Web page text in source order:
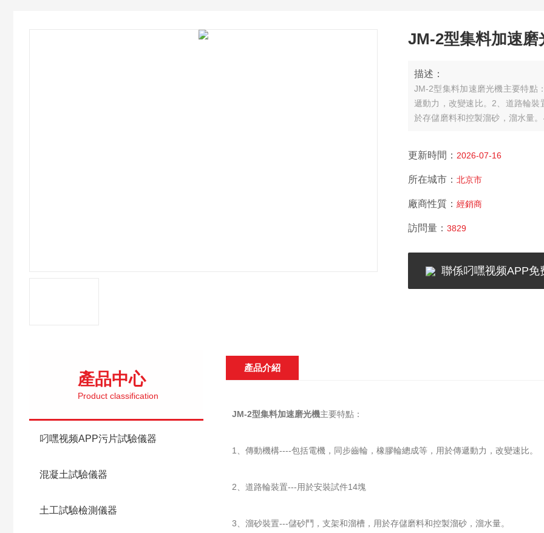
JM-2型集料加速磨
描述：
JM-2型集料加速磨光機主要特點：
遞動力，改變速比。 2、道路輪裝
於存儲磨料和控製溜砂，溜水量。
更新時間： 2026-07-16
所在城市： 北京市
廠商性質： 經銷商
訪問量： 3829
聯係叼嘿视频APP免
產品中心
Product classification
叼嘿视频APP污片試驗儀器
混凝土試驗儀器
土工試驗檢測儀器
產品介紹
JM-2型集料加速磨光機主要特點：
1、傳動機構----包括電機，同步齒輪，橡膠輪總成等，用於傳遞動力，改變速比。
2、道路輪裝置---用於安裝試件14塊
3、溜砂裝置---儲砂鬥，支架和溜槽，用於存儲磨料和控製溜砂，溜水量。